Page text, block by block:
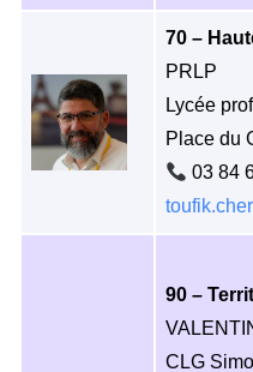
70 –
PRLP
Lycée
Place du
03 84
90 –
CLG